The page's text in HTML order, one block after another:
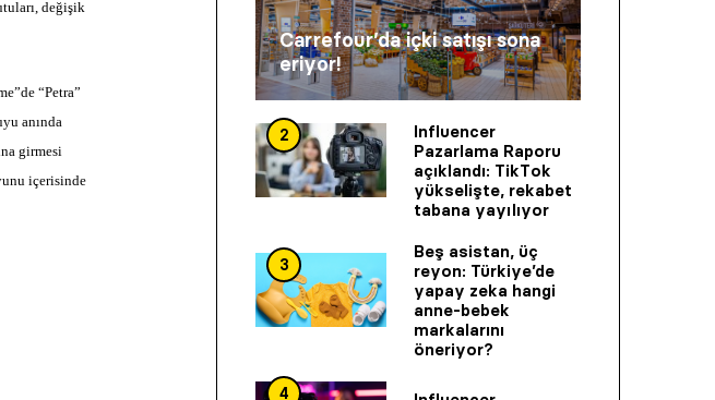
değişik
“Petra”
anında
girmesi
içerisinde
Carrefour’da içki satışı sona
eriyor!
2
Influencer
Pazarlama Raporu
açıklandı: TikTok
yükselişte, rekabet
tabana yayılıyor
3
Beş asistan, üç
reyon: Türkiye’de
yapay zeka hangi
anne-bebek
markalarını
öneriyor?
4